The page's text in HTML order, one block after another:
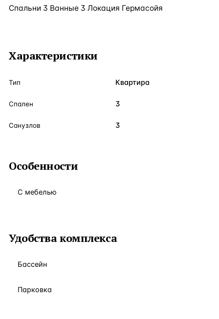
Спальни 3 Ванные 3 Локация Гермасойя
Характеристики
Тип Квартира
Спален 3
Санузлов 3
Особенности
С мебелью
Удобства комплекса
Бассейн
Парковка